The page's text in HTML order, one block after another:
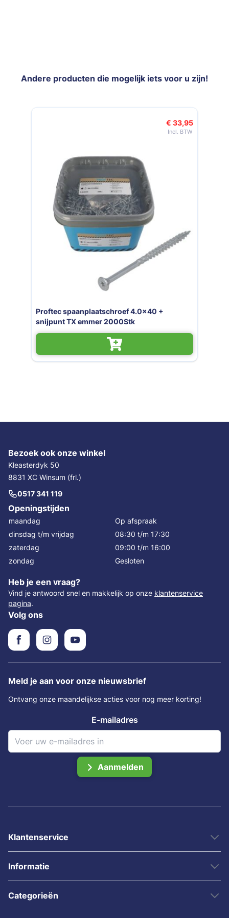
Andere producten die mogelijk iets voor u zijn!
Navigeren door de elementen van de carrousel is mogelijk met
Druk om carrousel over te slaan
€ 33,95
Proftec spaanplaatschroef 4.0x40 +
snijpunt TX emmer 2000Stk
Bezoek ook onze winkel
Kleasterdyk 50
8831 XC Winsum (frl.)
0517 341 119
Openingstijden
maandag
Op afspraak
dinsdag t/m vrijdag
08:30 t/m 17:30
zaterdag
09:00 t/m 16:00
zondag
Gesloten
Heb je een vraag?
Vind je antwoord snel en makkelijk op onze klantenservice
pagina.
Volg ons
Meld je aan voor onze nieuwsbrief
Ontvang onze maandelijkse acties voor nog meer korting!
E-mailadres
Aanmelden
Klantenservice
Informatie
Categorieën